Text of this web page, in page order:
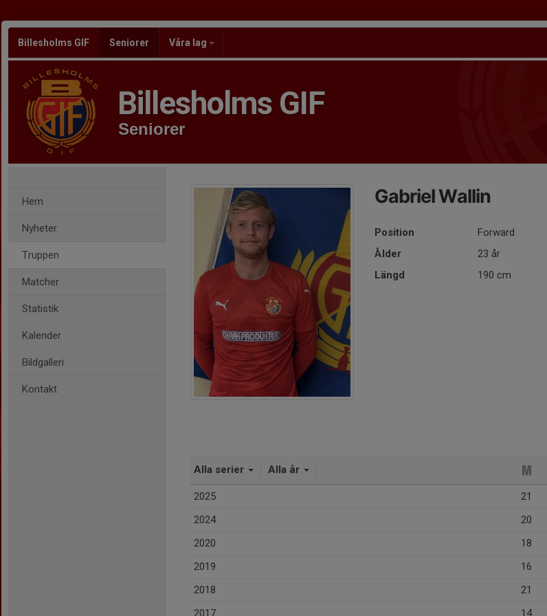
Billesholms GIF Seniorer Våra lag
Billesholms GIF
Seniorer
Hem
Nyheter
Truppen
Matcher
Statistik
Kalender
Bildgalleri
Kontakt
Gabriel Wallin
Position
Forward
Ålder
23 år
Längd
190 cm
Alla serier Alla år
2025 21
2024
20
2020
18
2019
16
2018
21
2017
14